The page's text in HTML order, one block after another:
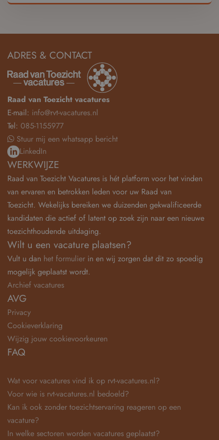
ADRES & CONTACT
Raad van Toezicht vacatures
E-mail: info@rvt-vacatures.nl
Tel: 085-1155977
Stuur mij een whatsapp bericht
LinkedIn
WERKWIJZE
Raad van Toezicht Vacatures is hét platform voor het vinden
van ervaren en betrokken leden voor uw Raad van
Toezicht. Wekelijks bereiken we duizenden gekwalificeerde
kandidaten die actief of latent op zoek zijn naar een nieuwe
toezichthoudende uitdaging.
Wilt u een vacature plaatsen?
Vult u dan het formulier in en wij zorgen dat dit zo spoedig
mogelijk geplaatst wordt.
Archief vacatures
AVG
Privacy
Cookieverklaring
Wijzig jouw cookievoorkeuren
FAQ
Wat voor vacatures vind ik op rvt-vacatures.nl?
Voor wie is rvt-vacatures.nl bedoeld?
Kan ik ook zonder toezichtservaring reageren op een
vacature?
In welke sectoren worden vacatures geplaatst?